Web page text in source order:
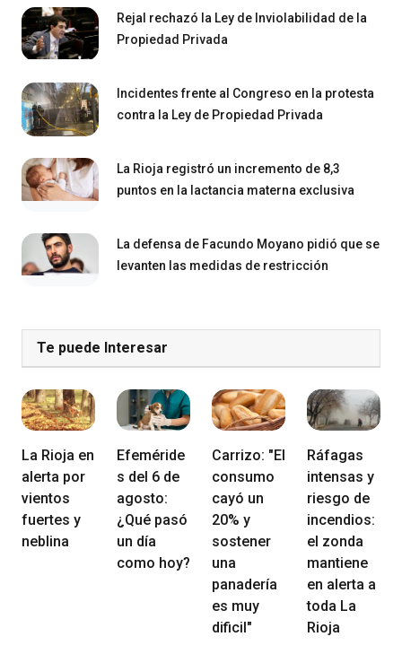
Rejal rechazó la Ley de Inviolabilidad de la
Propiedad Privada
Incidentes frente al Congreso en la protesta
contra la Ley de Propiedad Privada
La Rioja registró un incremento de 8,3
puntos en la lactancia materna exclusiva
La defensa de Facundo Moyano pidió que se
levanten las medidas de restricción
Te puede Interesar
La Rioja en
alerta por
vientos
fuertes y
neblina
Efeméride
s del 6 de
agosto:
¿Qué pasó
un día
como hoy?
Carrizo: "El
consumo
cayó un
20% y
sostener
una
panadería
es muy
dificil"
Ráfagas
intensas y
riesgo de
incendios:
el zonda
mantiene
en alerta a
toda La
Rioja